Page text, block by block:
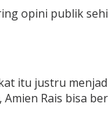
opini publik
itu justru
Rais bisa